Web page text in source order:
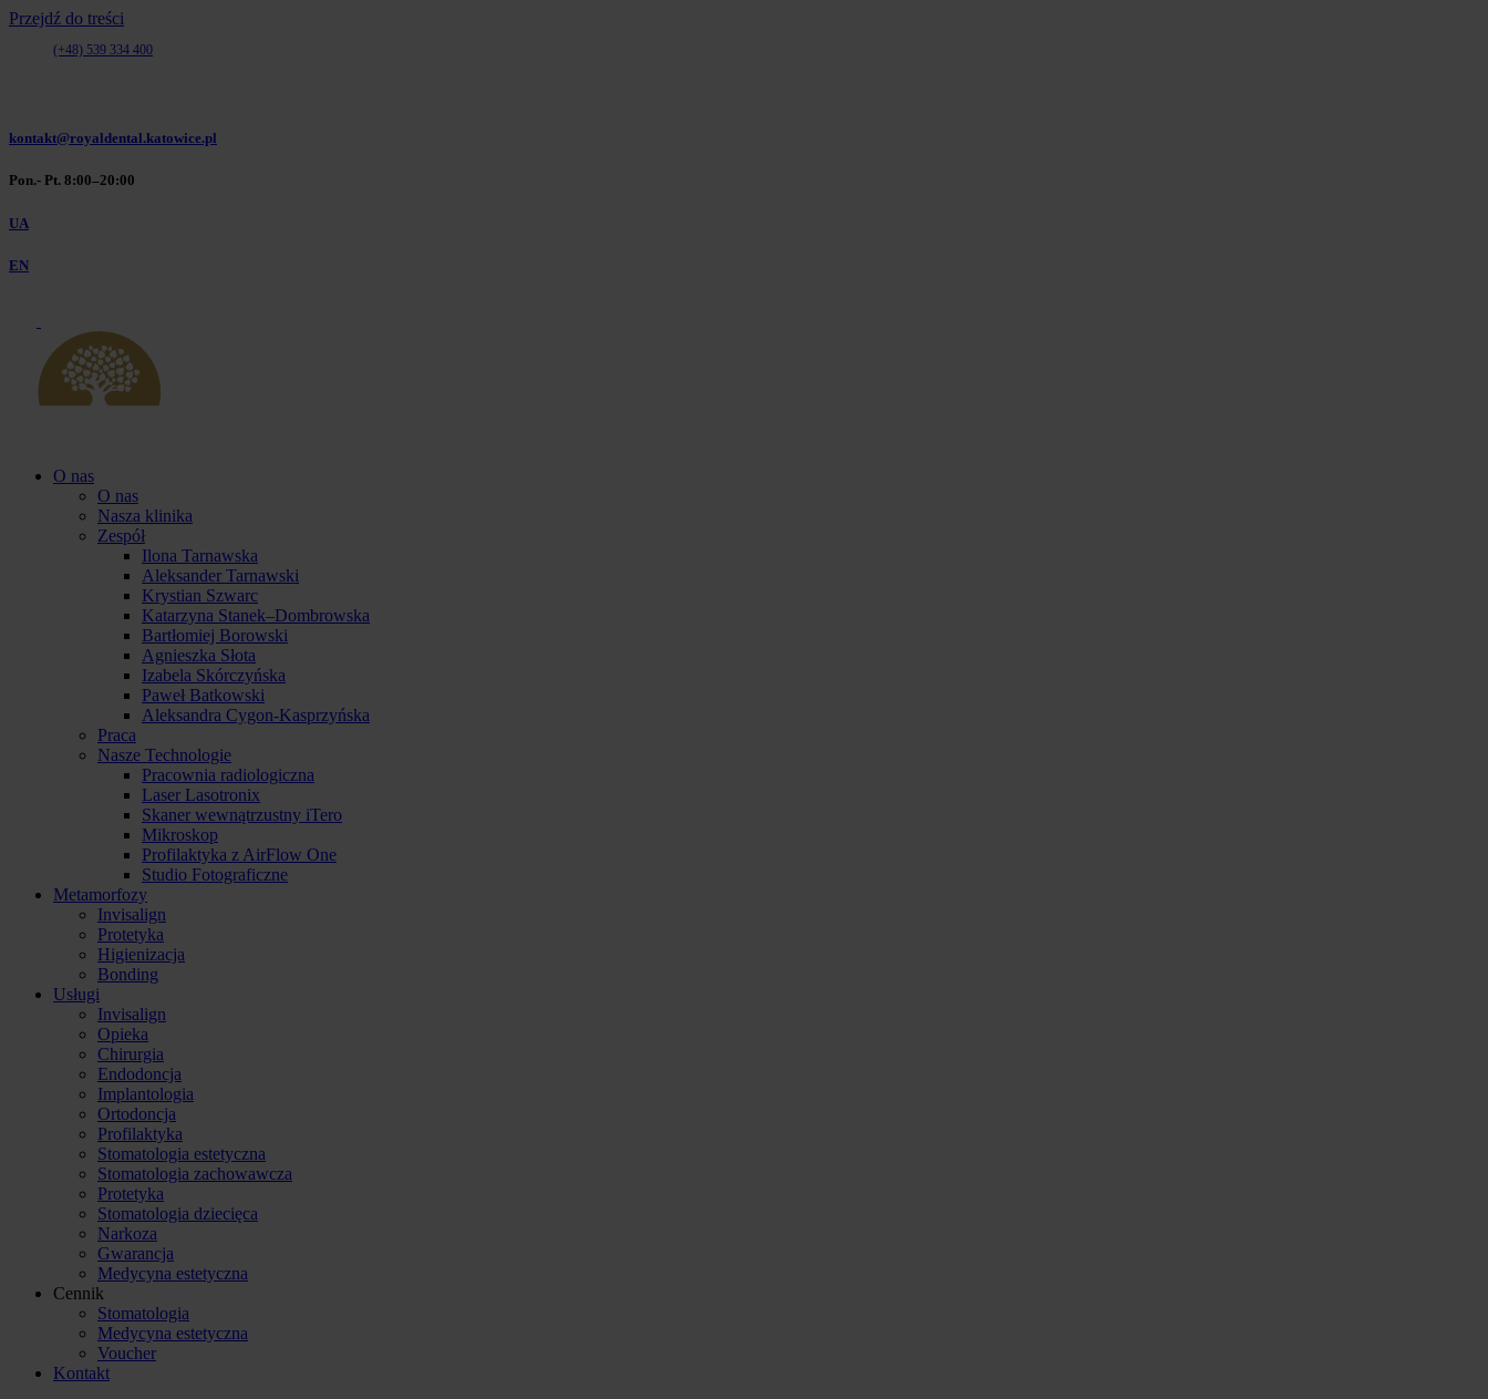
Przejdź do treści
(+48) 539 334 400
kontakt@royaldental.katowice.pl
Pon.- Pt. 8:00–20:00
UA
EN
O nas
O nas
Nasza klinika
Zespół
Ilona Tarnawska
Aleksander Tarnawski
Krystian Szwarc
Katarzyna Stanek–Dombrowska
Bartłomiej Borowski
Agnieszka Słota
Izabela Skórczyńska
Paweł Batkowski
Aleksandra Cygon-Kasprzyńska
Praca
Nasze Technologie
Pracownia radiologiczna
Laser Lasotronix
Skaner wewnątrzustny iTero
Mikroskop
Profilaktyka z AirFlow One
Studio Fotograficzne
Metamorfozy
Invisalign
Protetyka
Higienizacja
Bonding
Usługi
Invisalign
Opieka
Chirurgia
Endodoncja
Implantologia
Ortodoncja
Profilaktyka
Stomatologia estetyczna
Stomatologia zachowawcza
Protetyka
Stomatologia dziecięca
Narkoza
Gwarancja
Medycyna estetyczna
Cennik
Stomatologia
Medycyna estetyczna
Voucher
Kontakt